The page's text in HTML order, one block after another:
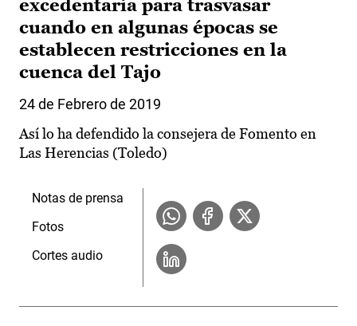
excedentaria para trasvasar
cuando en algunas épocas se
establecen restricciones en la
cuenca del Tajo
24 de Febrero de 2019
Así lo ha defendido la consejera de Fomento en
Las Herencias (Toledo)
Notas de prensa
Fotos
Cortes audio